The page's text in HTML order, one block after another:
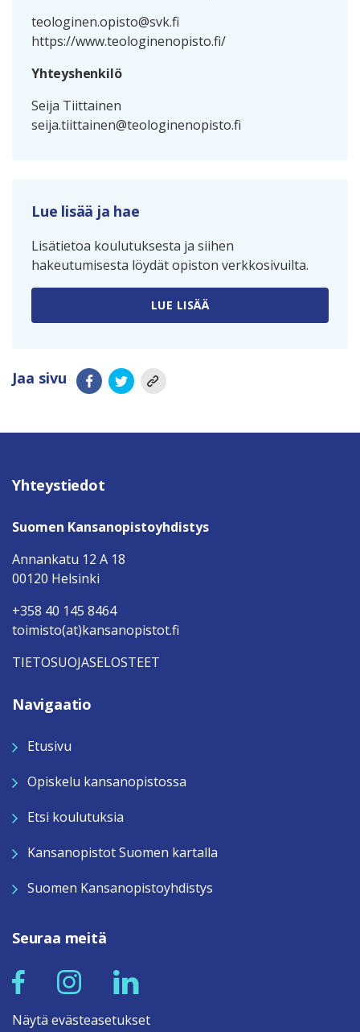
teologinen.opisto@svk.fi
https://www.teologinenopisto.fi/
Yhteyshenkilö
Seija Tiittainen
seija.tiittainen@teologinenopisto.fi
Lue lisää ja hae
Lisätietoa koulutuksesta ja siihen
hakeutumisesta löydät opiston verkkosivuilta.
LUE LISÄÄ
Jaa sivu
Yhteystiedot
Suomen Kansanopistoyhdistys
Annankatu 12 A 18
00120 Helsinki
+358 40 145 8464
toimisto(at)kansanopistot.fi
TIETOSUOJASELOSTEET
Navigaatio
Etusivu
Opiskelu kansanopistossa
Etsi koulutuksia
Kansanopistot Suomen kartalla
Suomen Kansanopistoyhdistys
Seuraa meitä
Näytä evästeasetukset